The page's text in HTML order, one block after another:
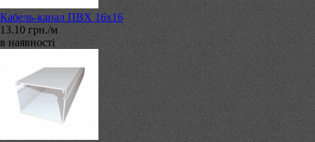
Кабель-канал ПВХ 16х16
13.10 грн./м
в наявності